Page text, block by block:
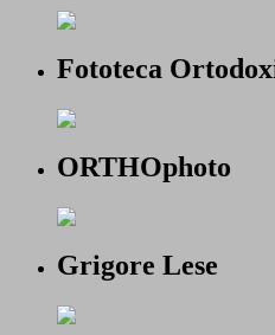
Fototeca
ORTHOphoto
Grigore Lese